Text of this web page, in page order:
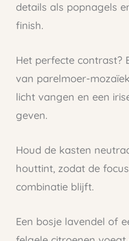
details als popnagels
finish.
Het perfecte contrast?
van parelmoer-
licht vangen en een
geven.
Houd de kasten
houttint, zodat de
combinatie blijft.
Een bosje lavendel of